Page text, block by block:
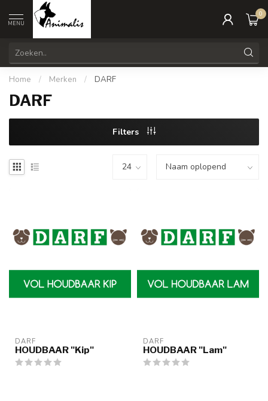
MENU
0
Home / Merken / DARF
DARF
Filters
DARF
HOUDBAAR "Kip"
DARF
HOUDBAAR "Lam"